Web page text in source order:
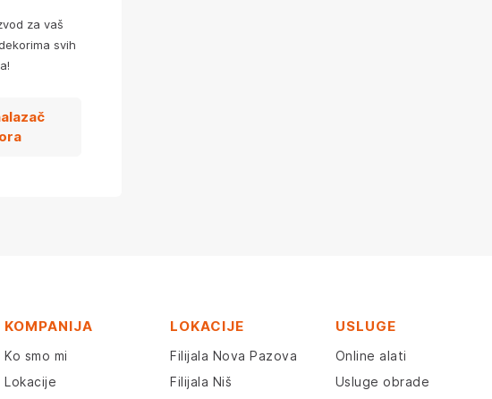
za vaš
svih
KOMPANIJA
Ko smo mi
Lokacije
LOKACIJE
Filijala Nova Pazova
Filijala Niš
USLUGE
Online alati
Usluge obrade